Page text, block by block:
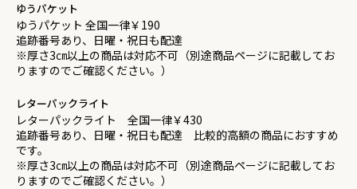
ゆうパケット
ゆうパケット 全国一律￥190
追跡番号あり、日曜・祝日も配達
※厚さ3㎝以上の商品は対応不可（別途商品ページに記載してお
りますのでご確認ください。）
レターパックライト
レターパックライト 全国一律￥430
追跡番号あり、日曜・祝日も配達 比較的高額の商品におすすめ
です。
※厚さ3㎝以上の商品は対応不可（別途商品ページに記載してお
りますのでご確認ください。）